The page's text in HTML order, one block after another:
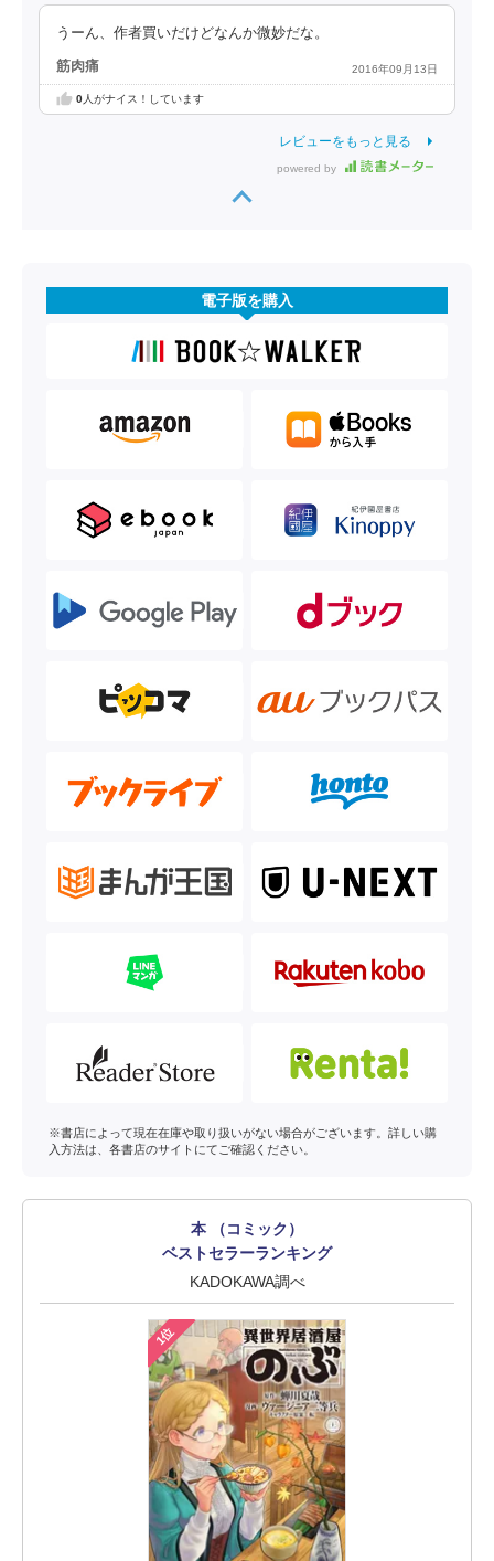
うーん、作者買いだけどなんか微妙だな。
筋肉痛 2016年09月13日
0人がナイス！しています
レビューをもっと見る
powered by
電子版を購入
※書店によって現在在庫や取り扱いがない場合がございます。詳しい購
入方法は、各書店のサイトにてご確認ください。
本 （コミック）
ベストセラーランキング
KADOKAWA調べ
1位